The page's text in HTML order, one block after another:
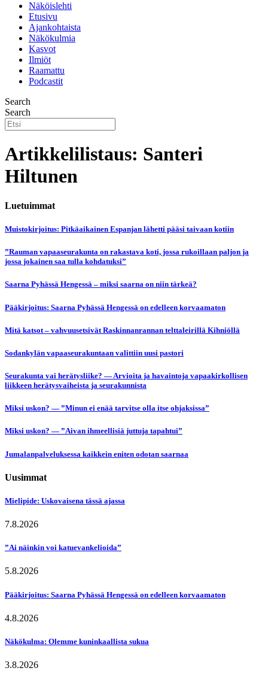
Näköislehti
Etusivu
Ajankohtaista
Näkökulmia
Kasvot
Ilmiöt
Raamattu
Podcastit
Search
Search
Artikkelilistaus: Santeri
Hiltunen
Luetuimmat
Muistokirjoitus: Pitkäaikainen Espanjan lähetti pääsi taivaan kotiin
”Rauman vapaaseurakunta on rakastava koti, jossa rukoillaan paljon ja
jossa jokainen saa tulla kohdatuksi”
Saarna Pyhässä Hengessä – miksi saarna on niin tärkeä?
Pääkirjoitus: Saarna Pyhässä Hengessä on edelleen korvaamaton
Mitä katsot – vahvuusetsivät Raskinnanrannan telttaleirillä Kihniöllä
Sodankylän vapaaseurakuntaan valittiin uusi pastori
Seurakunta vai herätysliike? — Arvioita ja havaintoja vapaakirkollisen
liikkeen herätysvaiheista ja seurakunnista
Miksi uskon? — ”Minun ei enää tarvitse olla itse ohjaksissa”
Miksi uskon? — ”Aivan ihmeellisiä juttuja tapahtui”
Jumalanpalveluksessa kaikkein eniten odotan saarnaa
Uusimmat
Mielipide: Uskovaisena tässä ajassa
7.8.2026
”Ai näinkin voi katuevankelioida”
5.8.2026
Pääkirjoitus: Saarna Pyhässä Hengessä on edelleen korvaamaton
4.8.2026
Näkökulma: Olemme kuninkaallista sukua
3.8.2026